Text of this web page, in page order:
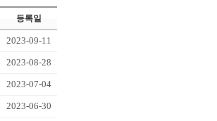
등록일
2023-09-11
2023-08-28
2023-07-04
2023-06-30